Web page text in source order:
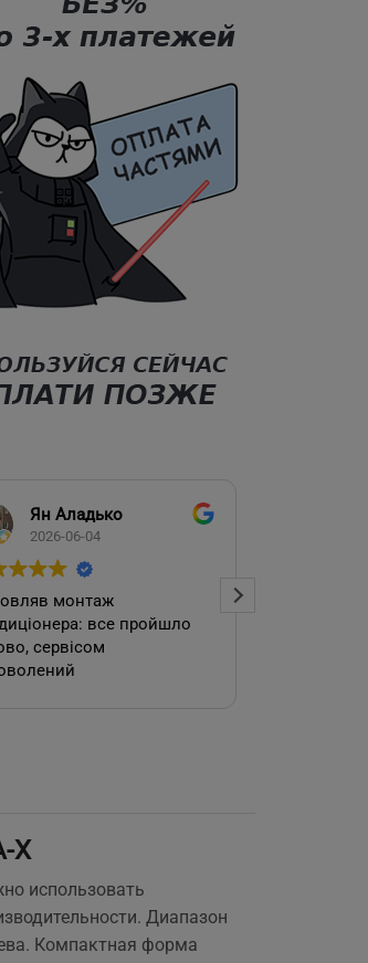
Ян Аладько
2026-06-04
монтаж
все пройшло
сервісом
X
использовать
Диапазон
Компактная форма